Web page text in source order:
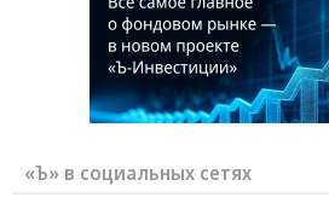
«Ъ» в социальных сетях